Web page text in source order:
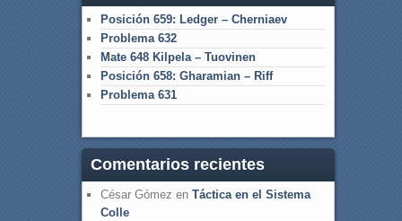
Posición 659: Ledger – Cherniaev
Problema 632
Mate 648 Kilpela – Tuovinen
Posición 658: Gharamian – Riff
Problema 631
Comentarios recientes
César Gómez en Táctica en el Sistema
Colle